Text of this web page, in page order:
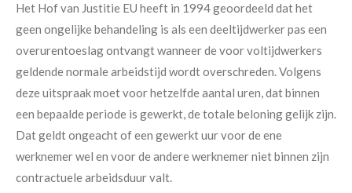
Het Hof van Justitie EU heeft in 1994 geoordeeld dat het
geen ongelijke behandeling is als een deeltijdwerker pas een
overurentoeslag ontvangt wanneer de voor voltijdwerkers
geldende normale arbeidstijd wordt overschreden. Volgens
deze uitspraak moet voor hetzelfde aantal uren, dat binnen
een bepaalde periode is gewerkt, de totale beloning gelijk zijn.
Dat geldt ongeacht of een gewerkt uur voor de ene
werknemer wel en voor de andere werknemer niet binnen zijn
contractuele arbeidsduur valt.